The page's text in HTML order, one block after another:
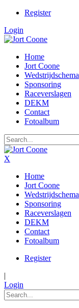
Register
Login
Home
Jort Coone
Wedstrijdschema
Sponsoring
Raceverslagen
DEKM
Contact
Fotoalbum
X
Home
Jort Coone
Wedstrijdschema
Sponsoring
Raceverslagen
DEKM
Contact
Fotoalbum
Register
|
Login